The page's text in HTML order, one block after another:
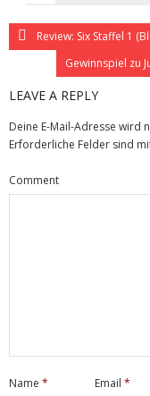
Review: Six Staffel 1
Gewinnspiel zu
LEAVE A REPLY
Deine E-Mail-Adresse wird
Erforderliche Felder sind
Comment
Name * Email*